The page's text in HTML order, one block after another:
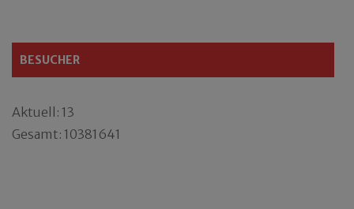
BESUCHER
Aktuell: 13
Gesamt: 10381641